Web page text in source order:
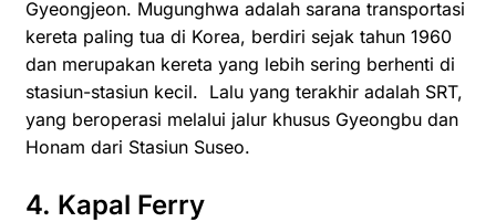
Gyeongjeon. Mugunghwa adalah sarana transportasi
kereta paling tua di Korea, berdiri sejak tahun 1960
dan merupakan kereta yang lebih sering berhenti di
stasiun-stasiun kecil. Lalu yang terakhir adalah SRT,
yang beroperasi melalui jalur khusus Gyeongbu dan
Honam dari Stasiun Suseo.
4. Kapal Ferry